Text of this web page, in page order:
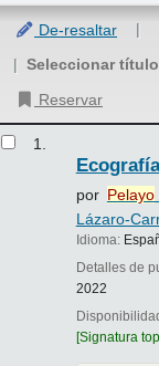
De-resaltar
Seleccionar
Reservar
1.
por Pelayo
Lázaro-
Idioma:
Detalles de
2022
Signatura